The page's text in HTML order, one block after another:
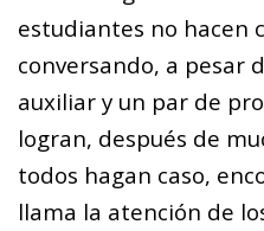
estudiantes no hacen
conversando, a pesar
auxiliar y un par de
logran, después de
todos hagan caso,
llama la atención de